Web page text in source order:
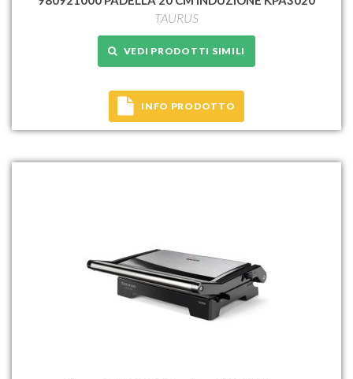
TAURUS
VEDI PRODOTTI SIMILI
INFO PRODOTTO